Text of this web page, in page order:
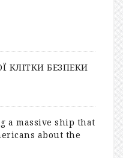
КЛІТКИ БЕЗПЕКИ
a massive ship that
about the